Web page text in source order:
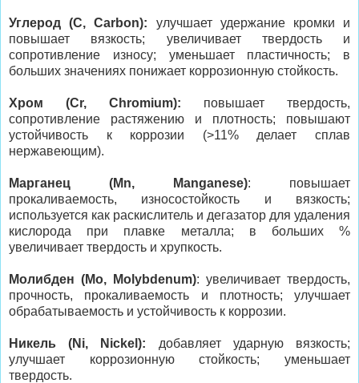
Углерод (C, Carbon): улучшает удержание кромки и
повышает вязкость; увеличивает твердость и
сопротивление износу; уменьшает пластичность; в
больших значениях понижает коррозионную стойкость.
Хром (Cr, Chromium): повышает твердость,
сопротивление растяжению и плотность; повышают
устойчивость к коррозии (>11% делает сплав
нержавеющим).
Марганец (Mn, Manganese): повышает
прокаливаемость, износостойкость и вязкость;
используется как раскислитель и дегазатор для удаления
кислорода при плавке металла; в больших %
увеличивает твердость и хрупкость.
Молибден (Mo, Molybdenum): увеличивает твердость,
прочность, прокаливаемость и плотность; улучшает
обрабатываемость и устойчивость к коррозии.
Никель (Ni, Nickel): добавляет ударную вязкость;
улучшает коррозионную стойкость; уменьшает
твердость.